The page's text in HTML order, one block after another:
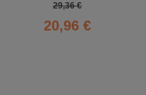
29,36 €
20,96 €